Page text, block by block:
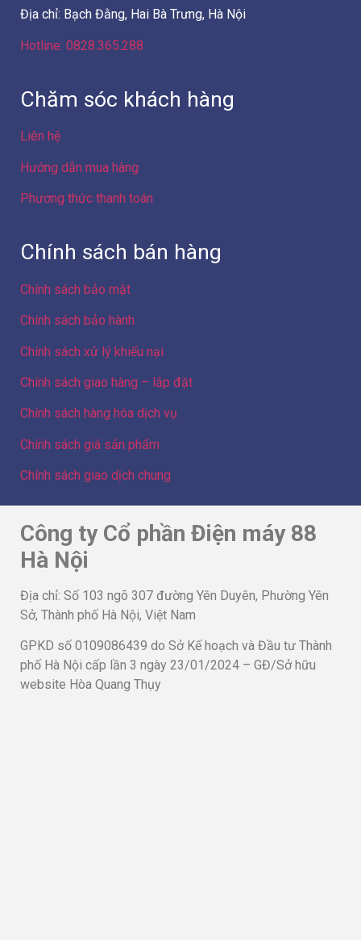
Địa chỉ: Bạch Đằng, Hai Bà Trưng, Hà Nội
Hotline: 0828.365.288
Chăm sóc khách hàng
Liên hệ
Hướng dẫn mua hàng
Phương thức thanh toán
Chính sách bán hàng
Chính sách bảo mật
Chính sách bảo hành
Chính sách xử lý khiếu nại
Chính sách giao hàng – lắp đặt
Chính sách hàng hóa dịch vụ
Chính sách giá sản phẩm
Chính sách giao dịch chung
Công ty Cổ phần Điện máy 88
Hà Nội
Địa chỉ: Số 103 ngõ 307 đường Yên Duyên, Phường Yên
Sở, Thành phố Hà Nội, Việt Nam
GPKD số 0109086439 do Sở Kế hoạch và Đầu tư Thành
phố Hà Nội cấp lần 3 ngày 23/01/2024 – GĐ/Sở hữu
website Hòa Quang Thụy